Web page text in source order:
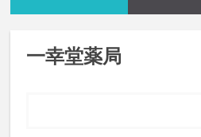
一幸堂薬局